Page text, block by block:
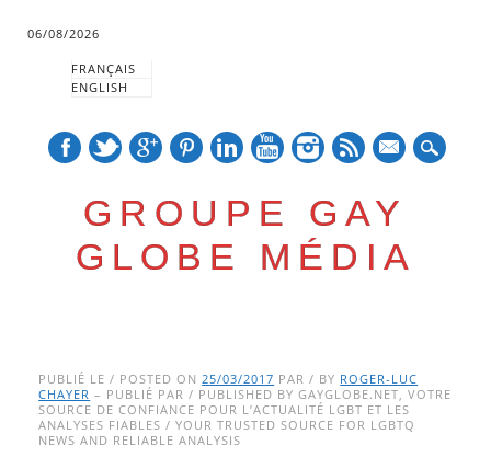
06/08/2026
FRANÇAIS
ENGLISH
GROUPE GAY
GLOBE MÉDIA
Main menu
to
content
PUBLIÉ LE / POSTED ON25/03/2017 PAR / BY ROGER-LUC
CHAYER – PUBLIÉ PAR / PUBLISHED BY GAYGLOBE.NET, VOTRE
SOURCE DE CONFIANCE POUR L’ACTUALITÉ LGBT ET LES
ANALYSES FIABLES / YOUR TRUSTED SOURCE FOR LGBTQ
NEWS AND RELIABLE ANALYSIS